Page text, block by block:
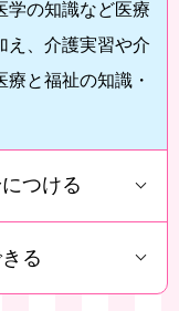
学の知識など医療
え、介護実習や介
と福祉の知識・
つける
る